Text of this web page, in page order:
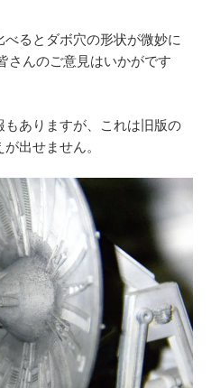
るとダボ穴の形状が微妙に
んのご意見はいかがです
ありますが、これは旧版の
出せません。